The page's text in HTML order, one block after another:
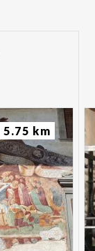
5.75 km